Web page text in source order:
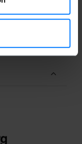
x profondeur x
x 3.0 cm